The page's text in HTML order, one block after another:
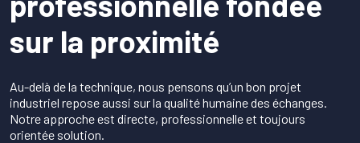
sur la proximité
Au-delà de la technique, nous pensons qu’un bon projet
industriel repose aussi sur la qualité humaine des échanges.
Notre approche est directe, professionnelle et toujours
orientée solution.